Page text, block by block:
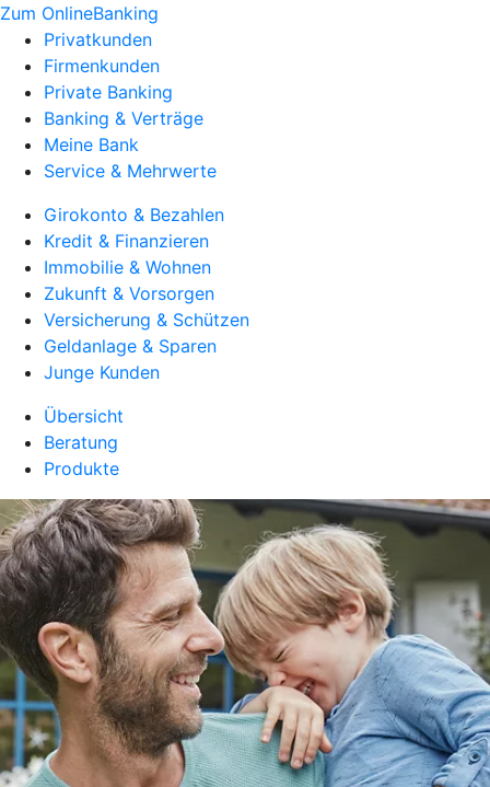
Zum OnlineBanking
Privatkunden
Firmenkunden
Private Banking
Banking & Verträge
Meine Bank
Service & Mehrwerte
Girokonto & Bezahlen
Kredit & Finanzieren
Immobilie & Wohnen
Zukunft & Vorsorgen
Versicherung & Schützen
Geldanlage & Sparen
Junge Kunden
Übersicht
Beratung
Produkte